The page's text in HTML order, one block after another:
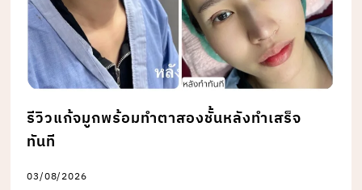
รีวิวแก้จมูกพร้อมทำตาสองชั้นหลังทำเสร็จ
ทันที
03/08/2026